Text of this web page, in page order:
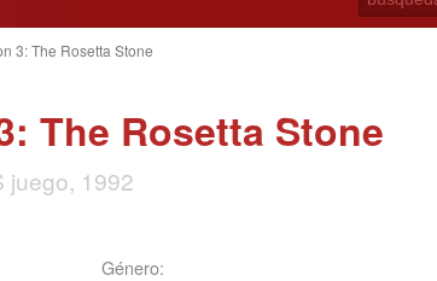
3: The Rosetta Stone
The Rosetta Stone
juego, 1992
Género: